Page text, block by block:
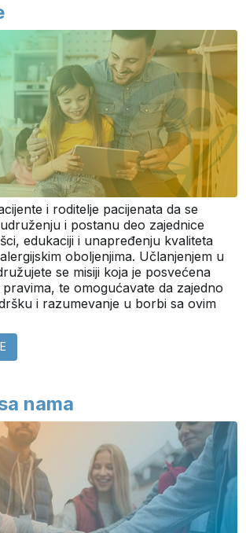
i roditelje pacijenata da se
i postanu deo zajednice
edukaciji i unapređenju kvaliteta
oboljenjima. Učlanjenjem u
se misiji koja je posvećena
te omogućavate da zajedno
i razumevanje u borbi sa ovim
nama